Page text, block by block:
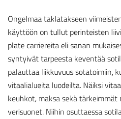
Ongelmaa taklatakseen
käyttöön on tullut perinteisten
plate carriereita eli sanan
syntyivät tarpeesta keventää
palauttaa liikkuvuus sotatoimiin,
vitaalialueita luodeilta. Näiksi
keuhkot, maksa sekä
verisuonet. Niihin osuttaessa